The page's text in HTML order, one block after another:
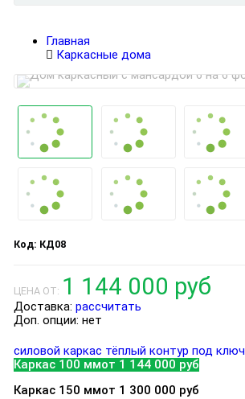
Главная
Каркасные дома
КД08
ЦЕНА ОТ: 1 144 000 руб
Доставка: рассчитать
Доп. опции: нет
силовой каркас тёплый контур под ключ
Каркас 100 ммот 1 144 000 руб
Каркас 150 ммот 1 300 000 руб